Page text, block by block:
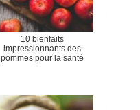
10 bienfaits
impressionnants des
pommes pour la santé